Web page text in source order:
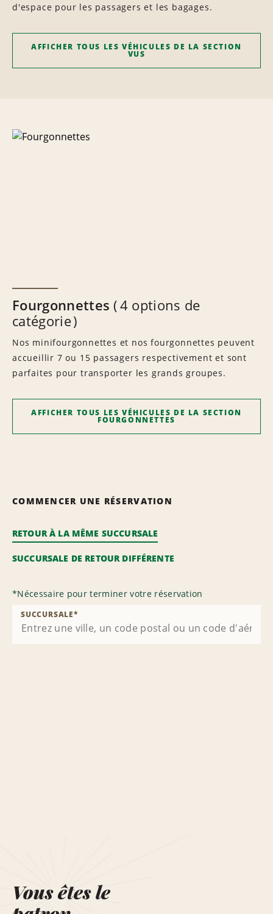
d'espace pour les passagers et les bagages.
AFFICHER TOUS LES VÉHICULES DE LA SECTION
VUS
Fourgonnettes 4 options de
catégorie
Nos minifourgonnettes et nos fourgonnettes peuvent
accueillir 7 ou 15 passagers respectivement et sont
parfaites pour transporter les grands groupes.
AFFICHER TOUS LES VÉHICULES DE LA SECTION
FOURGONNETTES
COMMENCER UNE RÉSERVATION
RETOUR À LA MÊME SUCCURSALE
SUCCURSALE DE RETOUR DIFFÉRENTE
*Nécessaire pour terminer votre réservation
SUCCURSALE*
Vous êtes le